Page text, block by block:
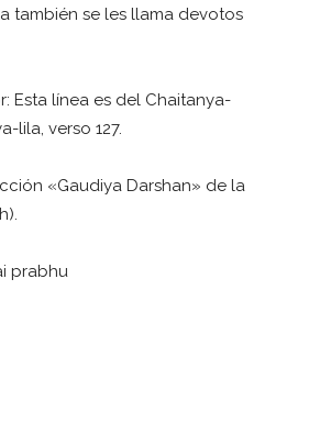
también se les llama devotos
Esta línea es del Chaitanya-
lila, verso 127.
«Gaudiya Darshan» de la
prabhu